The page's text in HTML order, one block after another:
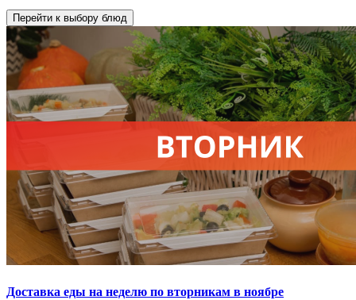
Перейти к выбору блюд
Доставка еды на неделю по вторникам в ноябре